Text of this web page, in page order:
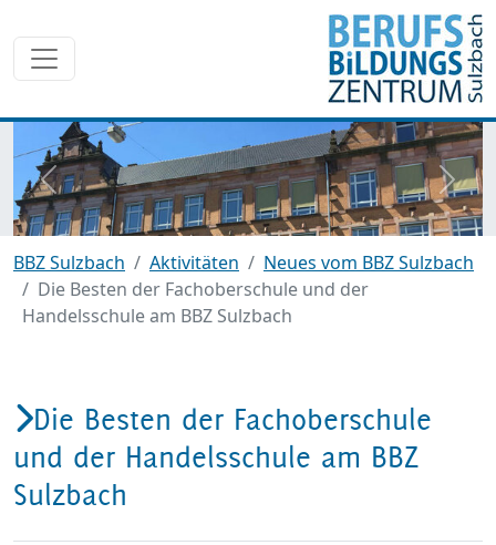
zurück
BBZ Sulzbach Aktivitäten
Neues vom BBZ Sulzbach
Die Besten der Fachoberschule und der
Handelsschule am BBZ Sulzbach
Die Besten der Fachoberschule
und der Handelsschule am BBZ
Sulzbach